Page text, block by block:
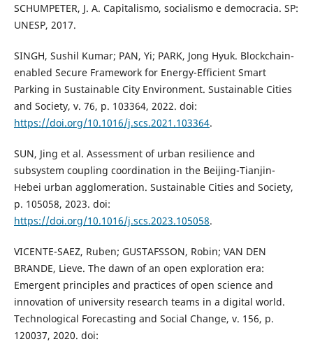
SCHUMPETER, J. A. Capitalismo, socialismo e democracia. SP:
UNESP, 2017.
SINGH, Sushil Kumar; PAN, Yi; PARK, Jong Hyuk. Blockchain-
enabled Secure Framework for Energy-Efficient Smart
Parking in Sustainable City Environment. Sustainable Cities
and Society, v. 76, p. 103364, 2022. doi:
https://doi.org/10.1016/j.scs.2021.103364.
SUN, Jing et al. Assessment of urban resilience and
subsystem coupling coordination in the Beijing-Tianjin-
Hebei urban agglomeration. Sustainable Cities and Society,
p. 105058, 2023. doi:
https://doi.org/10.1016/j.scs.2023.105058.
VICENTE-SAEZ, Ruben; GUSTAFSSON, Robin; VAN DEN
BRANDE, Lieve. The dawn of an open exploration era:
Emergent principles and practices of open science and
innovation of university research teams in a digital world.
Technological Forecasting and Social Change, v. 156, p.
120037, 2020. doi: